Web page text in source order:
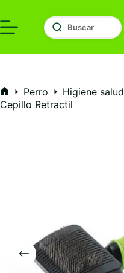
al
contenido
Inicio
Perro Higiene salud
Cepillo Retractil